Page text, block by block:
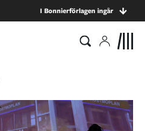
I Bonnierförlagen ingår